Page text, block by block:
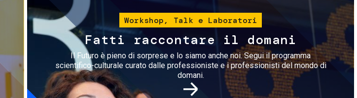
Workshop, Talk e Laboratori
Fatti raccontare il domani
Il Futuro è pieno di sorprese e lo siamo anche noi. Segui il programma
scientifico-culturale curato dalle professioniste e i professionisti del mondo di
domani.